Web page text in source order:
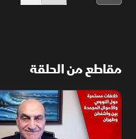
مقاطع من الحلقة